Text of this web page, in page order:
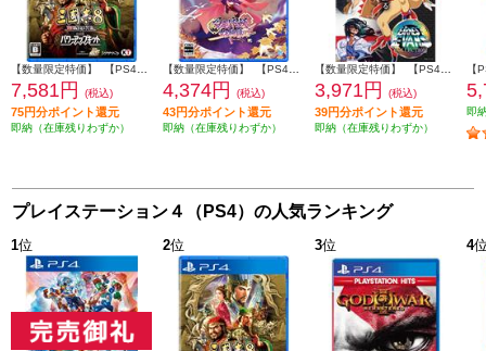
7,581円 (税込)
75円分ポイント還元
即納（在庫残りわずか）
4,374円 (税込)
43円分ポイント還元
即納（在庫残りわずか）
3,971円 (税込)
39円分ポイント還元
即納（在庫残りわずか）
即
プレイステーション４（PS4）の人気ランキング
1位 2位 3位 4